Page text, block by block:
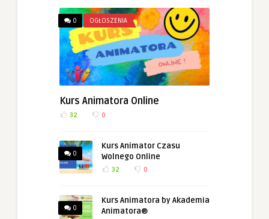
0 OGŁOSZENIA
Kurs Animatora Online
32 0
0
Kurs Animator Czasu
Wolnego Online
32 0
0
Kurs Animatora by Akademia
Animatora®